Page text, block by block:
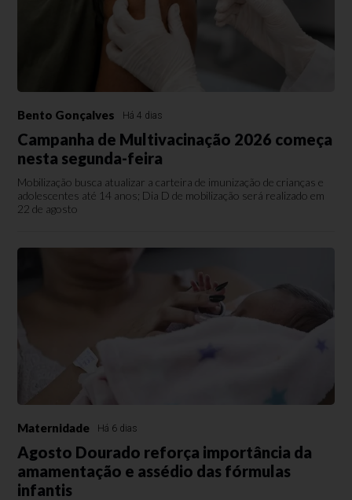
Bento Gonçalves Há 4 dias
Campanha de Multivacinação 2026 começa
nesta segunda-feira
Mobilização busca atualizar a carteira de imunização de crianças e
adolescentes até 14 anos; Dia D de mobilização será realizado em
22 de agosto
Maternidade Há 6 dias
Agosto Dourado reforça importância da
amamentação e assédio das fórmulas
infantis